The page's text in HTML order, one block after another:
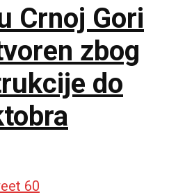
Crnoj Gori
zbog
do
60